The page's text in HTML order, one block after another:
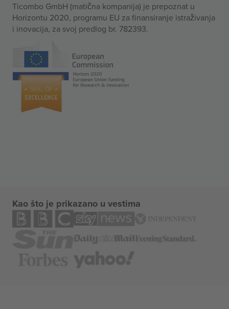
Ticombo GmbH (matična kompanija) je prepoznat u
Horizontu 2020, programu EU za finansiranje istraživanja
i inovacija, za svoj predlog br. 782393.
Kao što je prikazano u vestima